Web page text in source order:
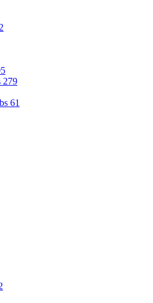
279
61